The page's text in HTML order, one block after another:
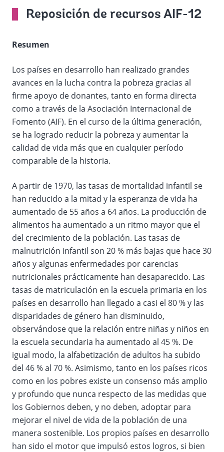
Reposición de recursos AIF-12
Resumen
Los países en desarrollo han realizado grandes
avances en la lucha contra la pobreza gracias al
firme apoyo de donantes, tanto en forma directa
como a través de la Asociación Internacional de
Fomento (AIF). En el curso de la última generación,
se ha logrado reducir la pobreza y aumentar la
calidad de vida más que en cualquier período
comparable de la historia.
A partir de 1970, las tasas de mortalidad infantil se
han reducido a la mitad y la esperanza de vida ha
aumentado de 55 años a 64 años. La producción de
alimentos ha aumentado a un ritmo mayor que el
del crecimiento de la población. Las tasas de
malnutrición infantil son 20 % más bajas que hace 30
años y algunas enfermedades por carencias
nutricionales prácticamente han desaparecido. Las
tasas de matriculación en la escuela primaria en los
países en desarrollo han llegado a casi el 80 % y las
disparidades de género han disminuido,
observándose que la relación entre niñas y niños en
la escuela secundaria ha aumentado al 45 %. De
igual modo, la alfabetización de adultos ha subido
del 46 % al 70 %. Asimismo, tanto en los países ricos
como en los pobres existe un consenso más amplio
y profundo que nunca respecto de las medidas que
los Gobiernos deben, y no deben, adoptar para
mejorar el nivel de vida de la población de una
manera sostenible. Los propios países en desarrollo
han sido el motor que impulsó estos logros, si bien